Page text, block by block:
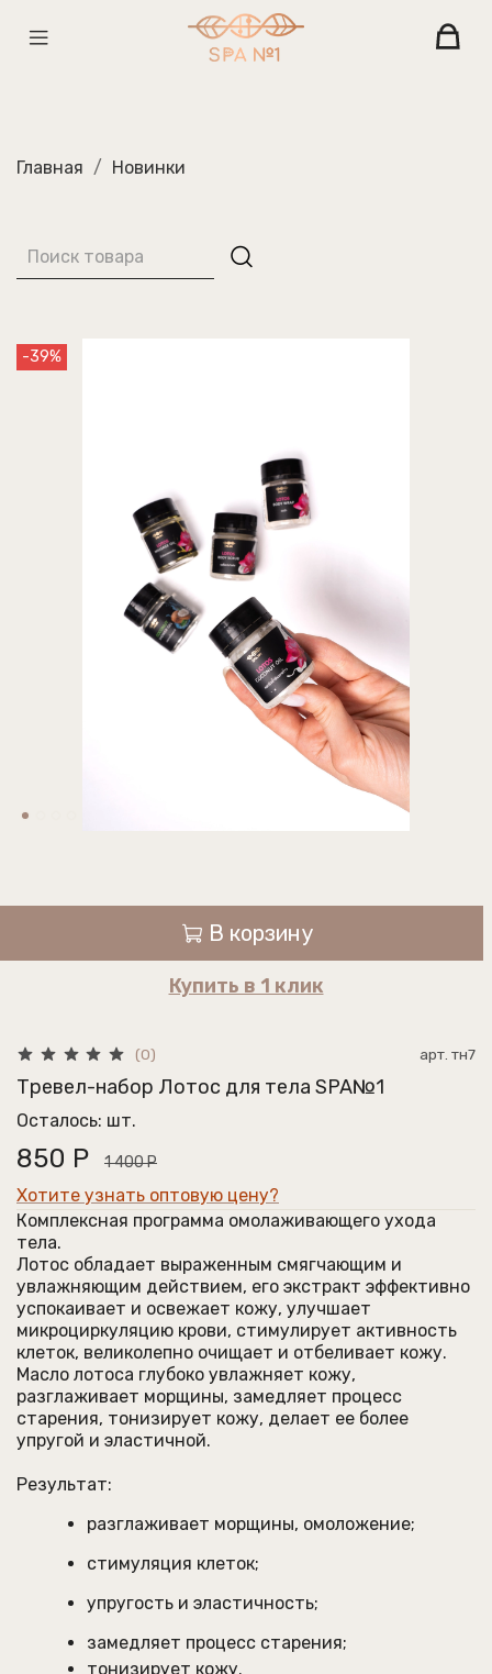
Главная Новинки
-39%
В корзину
Купить в 1 клик
(0) арт. тн7
Тревел-набор Лотос для тела SPA№1
Осталось: шт.
850 Р 1 400 Р
Хотите узнать оптовую цену?
Комплексная программа омолаживающего ухода
тела.
Лотос обладает выраженным смягчающим и
увлажняющим действием, его экстракт эффективно
успокаивает и освежает кожу, улучшает
микроциркуляцию крови, стимулирует активность
клеток, великолепно очищает и отбеливает кожу.
Масло лотоса глубоко увлажняет кожу,
разглаживает морщины, замедляет процесс
старения, тонизирует кожу, делает ее более
упругой и эластичной.
Результат:
разглаживает морщины, омоложение;
стимуляция клеток;
упругость и эластичность;
замедляет процесс старения;
тонизирует кожу.